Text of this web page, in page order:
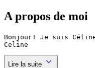
A propos de moi
Bonjour! Je suis
Celine
Lire la suite